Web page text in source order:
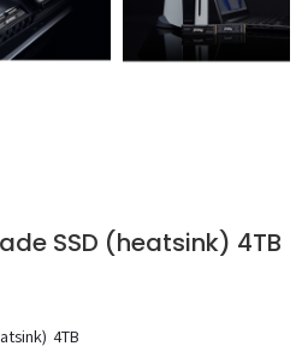
SSD (heatsink) 4TB
4TB